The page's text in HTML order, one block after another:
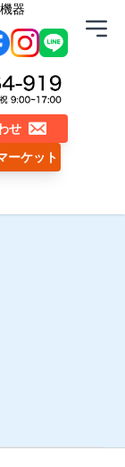
器
せ
ーケット